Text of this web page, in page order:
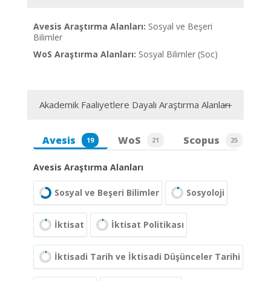
Avesis Araştırma Alanları: Sosyal ve Beşeri
Bilimler
WoS Araştırma Alanları: Sosyal Bilimler (Soc)
Akademik Faaliyetlere Dayalı Araştırma Alanları
Avesis 19 WoS 21 Scopus 25
Avesis Araştırma Alanları
Sosyal ve Beşeri Bilimler Sosyoloji
İktisat İktisat Politikası
İktisadi Tarih ve İktisadi Düşünceler Tarihi